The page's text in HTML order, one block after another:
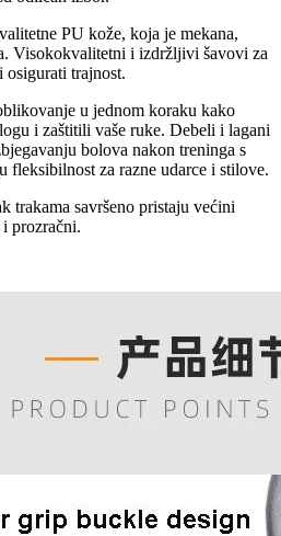
PU kože, koja je mekana,
Visokokvalitetni i izdržljivi šavovi za
trajnost.
u jednom koraku kako
i zaštitili vaše ruke. Debeli i lagani
bolova nakon treninga s
fleksibilnost za razne udarce i stilove.
trakama savršeno pristaju većini
prozračni.